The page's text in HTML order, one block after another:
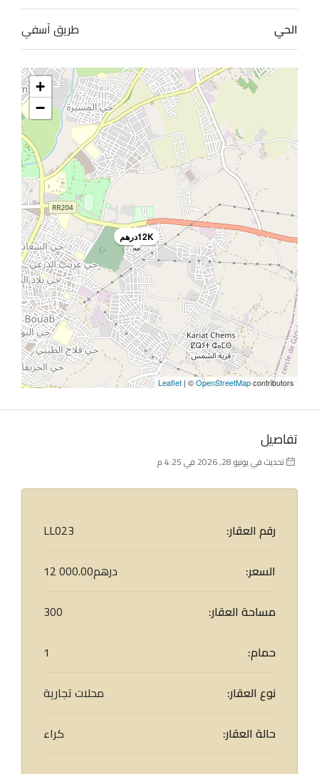
الحي
طريق آسفي
12Kدرهم
+
−
Leaflet | ©OpenStreetMapcontributors
تفاصيل
تحديث في يونيو 28, 2026 في 4:25 م
رقم العقار:
LL023
السعر:
12 000.00درهم
مساحة العقار:
300
حمام:
1
نوع العقار:
محلات تجارية
حالة العقار:
كراء